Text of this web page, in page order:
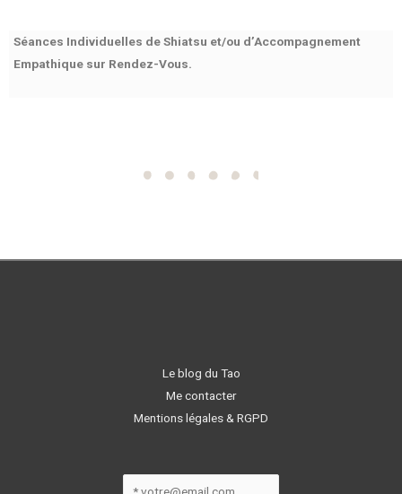
Séances Individuelles de Shiatsu et/ou d’Accompagnement
Empathique sur Rendez-Vous.
Le blog du Tao
Me contacter
Mentions légales & RGPD